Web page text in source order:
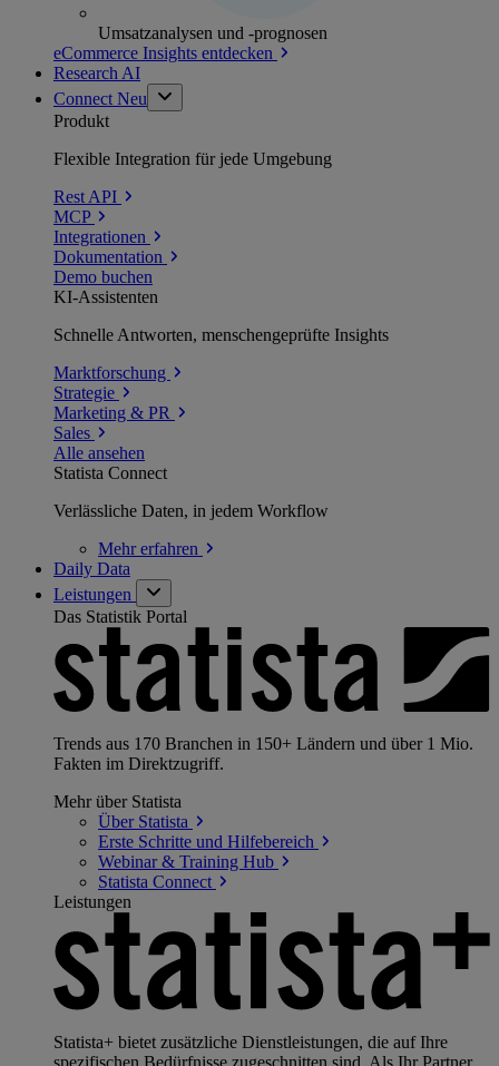
Umsatzanalysen und -prognosen
eCommerce Insights entdecken
Research AI
Connect Neu
Produkt
Flexible Integration für jede Umgebung
Rest API
MCP
Integrationen
Dokumentation
Demo buchen
KI-Assistenten
Schnelle Antworten, menschengeprüfte Insights
Marktforschung
Strategie
Marketing & PR
Sales
Alle ansehen
Statista Connect
Verlässliche Daten, in jedem Workflow
Mehrerfahren
Daily Data
Leistungen
Das Statistik Portal
Trends aus 170 Branchen in 150+ Ländern und über 1 Mio.
Fakten im Direktzugriff.
Mehr über Statista
Über Statista
Erste Schritte und Hilfebereich
Webinar & Training Hub
Statista Connect
Leistungen
Statista+ bietet zusätzliche Dienstleistungen, die auf Ihre
spezifischen Bedürfnisse zugeschnitten sind. Als Ihr Partner